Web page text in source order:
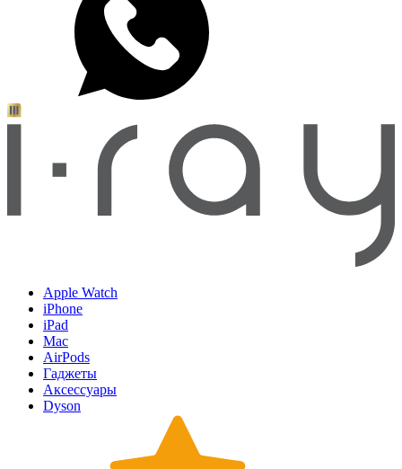
Apple Watch
iPhone
iPad
Mac
AirPods
Гаджеты
Аксессуары
Dyson